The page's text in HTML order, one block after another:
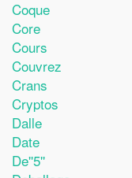
Coque
Core
Cours
Couvrez
Crans
Cryptos
Dalle
Date
De''5''